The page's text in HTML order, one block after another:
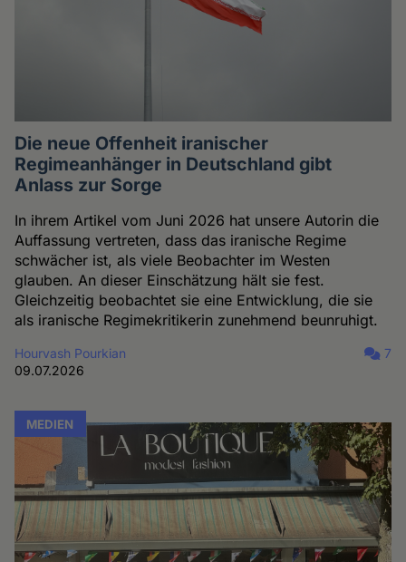
Die neue Offenheit iranischer
Regimeanhänger in Deutschland gibt
Anlass zur Sorge
In ihrem Artikel vom Juni 2026 hat unsere Autorin die
Auffassung vertreten, dass das iranische Regime
schwächer ist, als viele Beobachter im Westen
glauben. An dieser Einschätzung hält sie fest.
Gleichzeitig beobachtet sie eine Entwicklung, die sie
als iranische Regimekritikerin zunehmend beunruhigt.
Hourvash Pourkian
09.07.2026
7
MEDIEN